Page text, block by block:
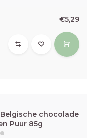
€5,29
Belgische chocolade
Puur 85g